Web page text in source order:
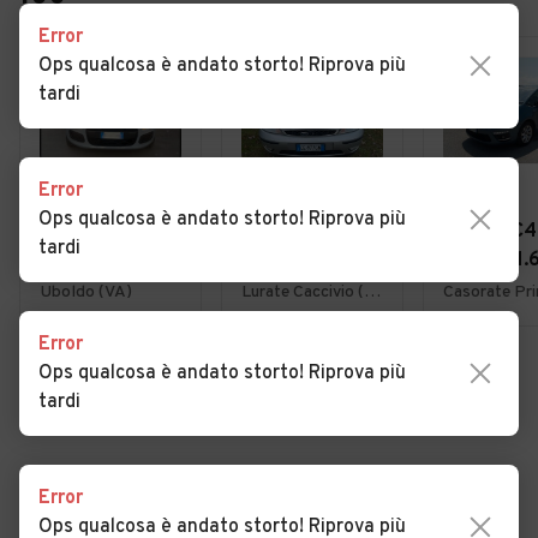
€ 4.950
Fiat Panda 1.2
EasyPower
Lounge
Uboldo (VA)
Ford Focus 1.6i
Ambiente
Lurate Caccivio (CO)
Citroen C4
Picasso
7posti
VEDI TUTTE
Cerca altri risultati
Error
Ops qualcosa è andato storto! Riprova più
tardi
Error
Ops qualcosa è andato storto! Riprova più
tardi
Error
Ops qualcosa è andato storto! Riprova più
tardi
Error
Ops qualcosa è andato storto! Riprova più